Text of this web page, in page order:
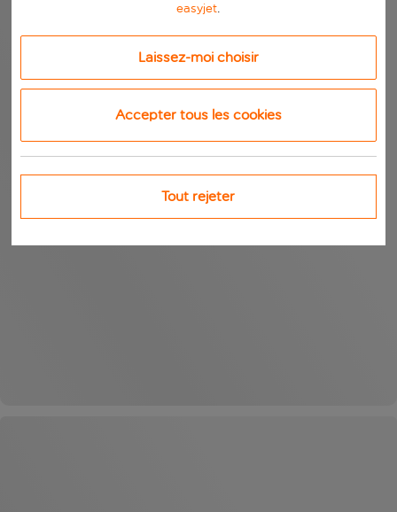
easyjet.
Laissez-moi choisir
Accepter tous les cookies
Tout rejeter